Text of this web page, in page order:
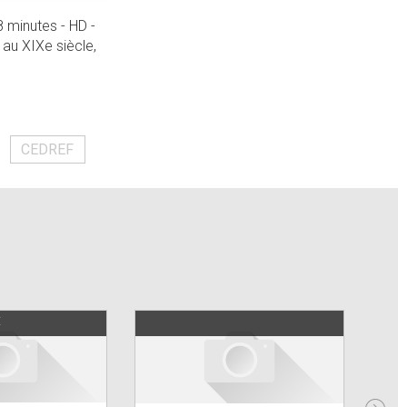
- HD -
XIXe siècle,
CEDREF